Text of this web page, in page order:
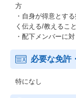
方
・自身が得意とす
く伝える/教えるこ
・配下メンバーに
必要な免許
特になし